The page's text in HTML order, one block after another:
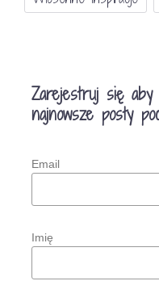
Zarejestruj się aby
najnowsze posty
Email
Imię